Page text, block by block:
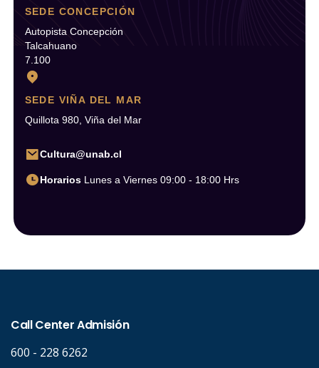
SEDE CONCEPCIÓN
Autopista Concepción
Talcahuano
7.100
SEDE VIÑA DEL MAR
Quillota 980, Viña del Mar
Cultura@unab.cl
Horarios Lunes a Viernes 09:00 - 18:00 Hrs